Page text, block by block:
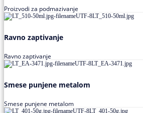
Proizvodi za podmazivanje
Ravno zaptivanje
Ravno zaptivanje
Smese punjene metalom
Smese punjene metalom